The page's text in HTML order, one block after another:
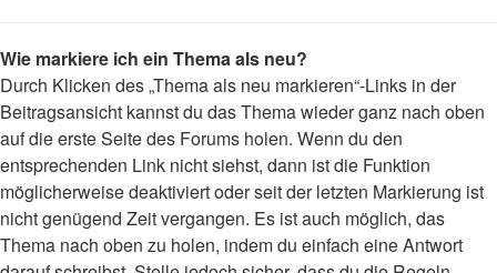
Wie markiere ich ein Thema als neu?
Durch Klicken des „Thema als neu markieren“-Links in der
Beitragsansicht kannst du das Thema wieder ganz nach oben
auf die erste Seite des Forums holen. Wenn du den
entsprechenden Link nicht siehst, dann ist die Funktion
möglicherweise deaktiviert oder seit der letzten Markierung ist
nicht genügend Zeit vergangen. Es ist auch möglich, das
Thema nach oben zu holen, indem du einfach eine Antwort